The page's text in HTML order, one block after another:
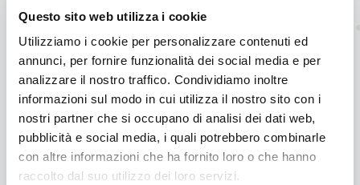
Questo sito web utilizza i cookie
Utilizziamo i cookie per personalizzare contenuti ed
annunci, per fornire funzionalità dei social media e per
analizzare il nostro traffico. Condividiamo inoltre
informazioni sul modo in cui utilizza il nostro sito con i
nostri partner che si occupano di analisi dei dati web,
pubblicità e social media, i quali potrebbero combinarle
con altre informazioni che ha fornito loro o che hanno
raccolto dal suo utilizzo dei loro servizi.
Questo aiuta l’azoto disciolto nei tessuti a essere
eliminato gradualmente, riducendo il rischio di
malattia da decompressione.
L’istruttore gestisce la risalita, ma sapere perché si
procede con calma aiuta a vivere meglio anche
questa fase. Non è una precauzione burocratica: è il
modo in cui il corpo umano deve adattarsi al
cambio di pressione.